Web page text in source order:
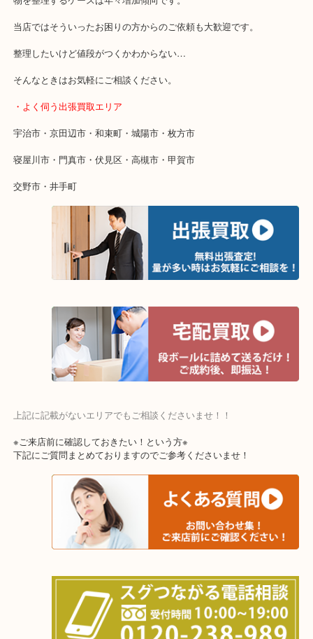
・特殊査定依頼のご相談もお気軽に
終活・遺品整理・生前整理・断捨離・引っ越し
物を整理するケースは年々増加傾向です。
当店ではそういったお困りの方からのご依頼も大歓迎です。
そんなときはお気軽にご相談ください。
・よく伺う出張買取エリア
宇治市・京田辺市・和束町・城陽市・枚方市
寝屋川市・門真市・伏見区・高槻市・甲賀市
交野市・井手町
上記に記載がないエリアでもご相談くださいませ！！
※ご来店前に確認しておきたい！という方※
下記にご質問まとめておりますのでご参考くださいませ！